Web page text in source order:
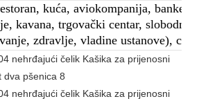
kuća, aviokompanija,
kavana, trgovački centar, slobodno
zdravlje, vladine ustanove),